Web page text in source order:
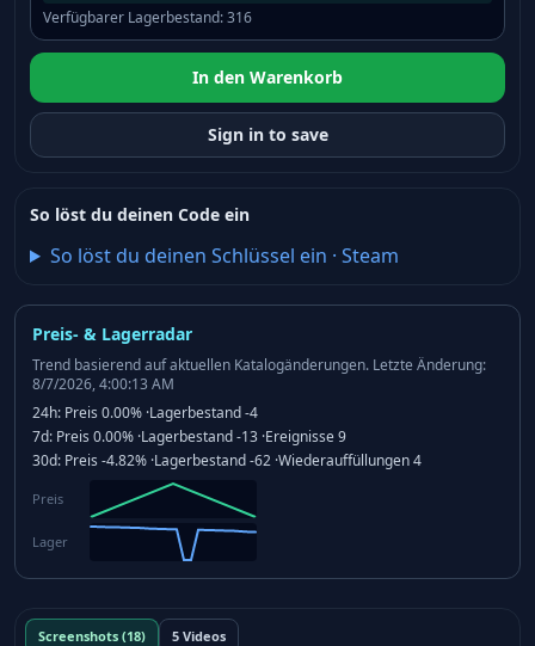
Preis- & Lagerradar
Trend basierend auf aktuellen Katalogänderungen. Letzte Änderung:
8/7/2026, 4:00:13 AM
24h: Preis 0.00% ·Lagerbestand-4
7d: Preis 0.00% ·Lagerbestand-13 ·Ereignisse9
30d: Preis -4.82% ·Lagerbestand-62 ·Wiederauffüllungen4
Preis
Lager
Screenshots (18) 5 Videos
Verfügbarer Lagerbestand:316
In den Warenkorb
Sign in to save
So löst du deinen Code ein
So löst du deinen Schlüssel ein · Steam